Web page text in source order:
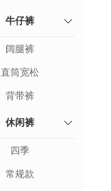
牛仔裤
阔腿裤
直筒宽松
背带裤
休闲裤
四季
常规款